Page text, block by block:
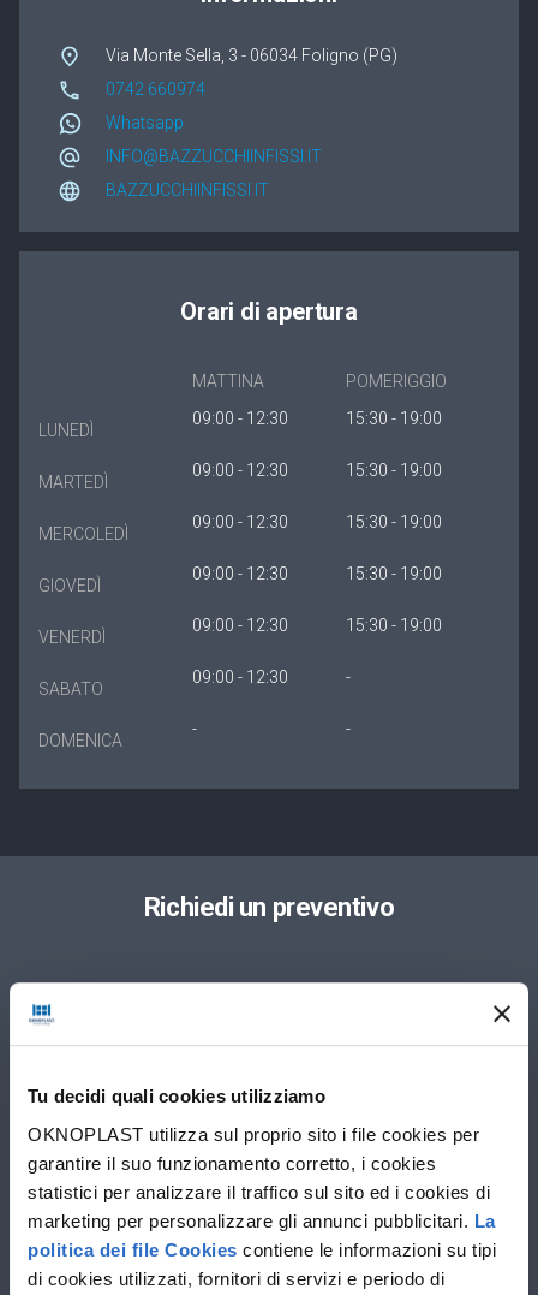
Tu decidi quali cookies utilizziamo
OKNOPLAST utilizza sul proprio sito i file cookies per
garantire il suo funzionamento corretto, i cookies
statistici per analizzare il traffico sul sito ed i cookies di
marketing per personalizzare gli annunci pubblicitari. La
politica dei file Cookies contiene le informazioni su tipi
di cookies utilizzati, fornitori di servizi e periodo di
Winergetic Premium Passive
Finestra a bilico
Via Monte Sella, 3 - 06034 Foligno (PG)
0742 660974
Whatsapp
INFO@BAZZUCCHIINFISSI.IT
BAZZUCCHIINFISSI.IT
Orari di apertura
MATTINA POMERIGGIO
LUNEDÌ
09:00 - 12:30 15:30 - 19:00
MARTEDÌ
09:00 - 12:30 15:30 - 19:00
MERCOLEDÌ
09:00 - 12:30 15:30 - 19:00
GIOVEDÌ
09:00 - 12:30 15:30 - 19:00
VENERDÌ
09:00 - 12:30 15:30 - 19:00
SABATO
09:00 - 12:30 -
DOMENICA
- -
Richiedi un preventivo
Progettista